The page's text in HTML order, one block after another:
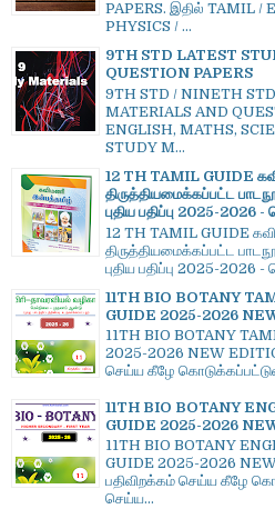
PAPERS. இதில் TAMIL /
PHYSICS / ...
9TH STD LATEST
QUESTION PAPERS
9TH STD / NINETH
MATERIALS AND
ENGLISH, MATHS,
STUDY M...
12 TH TAMIL GUIDE
திருத்தியமைக்கப்பட்ட
புதிய பதிப்பு 2025-2026
12 TH TAMIL GUIDE
திருத்தியமைக்கப்பட்ட
புதிய பதிப்பு 2025-2026
11TH BIO BOTANY
GUIDE 2025-2026
11TH BIO BOTANY
2025-2026 NEW
செய்ய கீழே
11TH BIO BOTANY
GUIDE 2025-2026
11TH BIO BOTANY
GUIDE 2025-2026
பதிவிறக்கம் செய்ய கீழே
செய்ய...